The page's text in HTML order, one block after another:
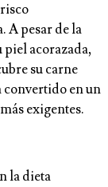
A pesar de la
acorazada,
su carne
convertido en un
exigentes.
la dieta